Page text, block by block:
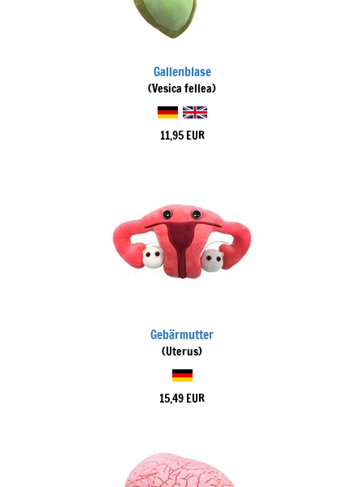
Gallenblase
(Vesica fellea)
11,95 EUR
Gebärmutter
(Uterus)
15,49 EUR